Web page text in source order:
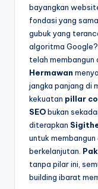
bayangkan
fondasi yang
gubuk yang
algoritma
telah
Hermawan
jangka panjang di
kekuatan pillar
SEObukan
diterapkan
untuk
berkelanjutan.
tanpa pilar ini,
building ibarat